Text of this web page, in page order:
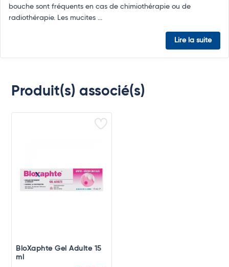
bouche sont fréquents en cas de chimiothérapie ou de
radiothérapie. Les mucites ...
Lire la suite
Produit(s) associé(s)
BloXaphte Gel Adulte 15
ml